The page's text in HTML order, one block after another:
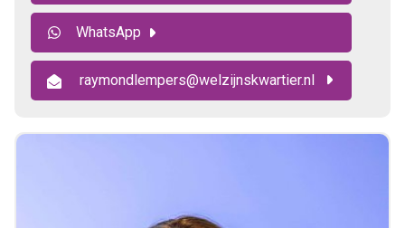
WhatsApp
raymondlempers@welzijnskwartier.nl